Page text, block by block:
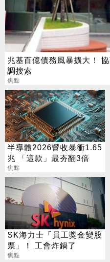
兆基百億債務風暴擴大！
調搜索
焦點
半導體2026營收暴衝1.65
兆 「這款」最夯翻3倍
焦點
SK海力士「員工獎金變股
票」！ 工會炸鍋了
焦點